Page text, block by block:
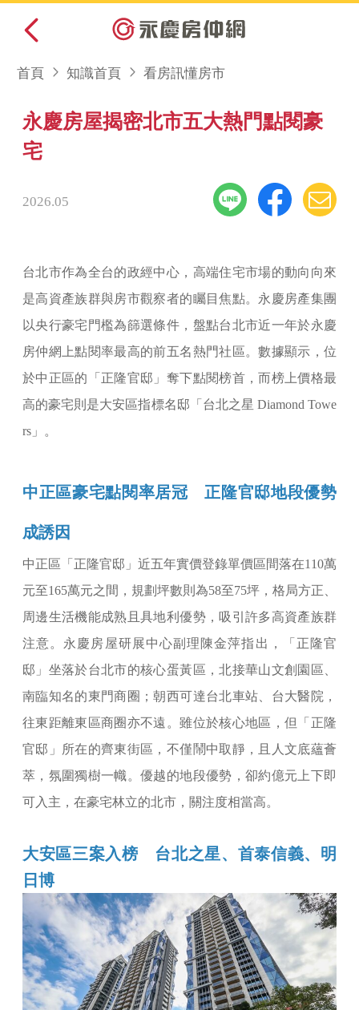
首頁 知識首頁 看房訊懂房市
永慶房屋揭密北市五大熱門點閱豪
宅
2026.05
台北市作為全台的政經中心，高端住宅市場的動向向來
是高資產族群與房市觀察者的矚目焦點。永慶房產集團
以央行豪宅門檻為篩選條件，盤點台北市近一年於永慶
房仲網上點閱率最高的前五名熱門社區。數據顯示，位
於中正區的「正隆官邸」奪下點閱榜首，而榜上價格最
高的豪宅則是大安區指標名邸「台北之星 Diamond Towe
rs」。
中正區豪宅點閱率居冠 正隆官邸地段優勢
成誘因
中正區「正隆官邸」近五年實價登錄單價區間落在110萬
元至165萬元之間，規劃坪數則為58至75坪，格局方正、
周邊生活機能成熟且具地利優勢，吸引許多高資產族群
注意。永慶房屋研展中心副理陳金萍指出，「正隆官
邸」坐落於台北市的核心蛋黃區，北接華山文創園區、
南臨知名的東門商圈；朝西可達台北車站、台大醫院，
往東距離東區商圈亦不遠。雖位於核心地區，但「正隆
官邸」所在的齊東街區，不僅鬧中取靜，且人文底蘊薈
萃，氛圍獨樹一幟。優越的地段優勢，卻約億元上下即
可入主，在豪宅林立的北市，關注度相當高。
大安區三案入榜 台北之星、首泰信義、明
日博